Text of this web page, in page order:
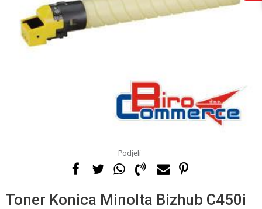
Podjeli
Toner Konica Minolta Bizhub C450i